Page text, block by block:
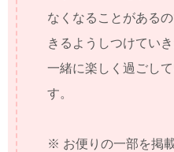
なくなることがある
きるようしつけてい
一緒に楽しく過ごし
す。
※ お便りの一部を掲